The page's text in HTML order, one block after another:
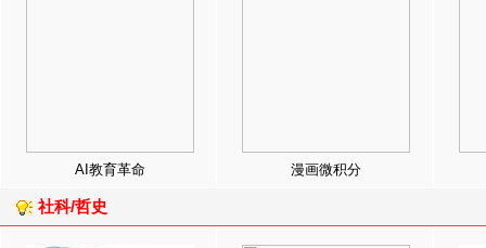
AI教育革命 漫画微积分
社科/哲史